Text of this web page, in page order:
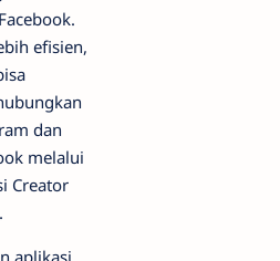
efisien,
dan
melalui
Creator
aplikasi